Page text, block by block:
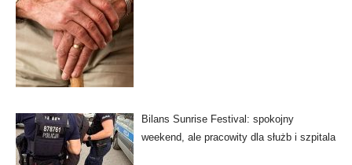
Bilans Sunrise Festival: spokojny
weekend, ale pracowity dla służb i szpitala